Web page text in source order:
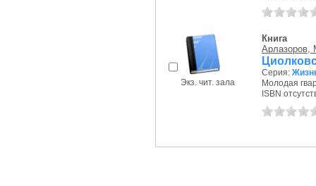
Экз. чит. зала
Книга
Арлазоров,
Серия:
Молодая
ISBN